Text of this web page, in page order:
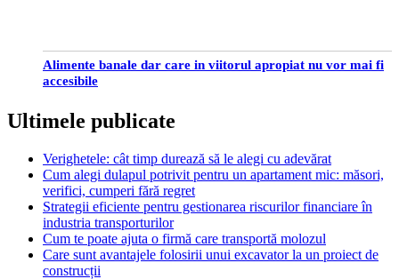
Alimente banale dar care in viitorul apropiat nu vor mai fi
accesibile
Ultimele publicate
Verighetele: cât timp durează să le alegi cu adevărat
Cum alegi dulapul potrivit pentru un apartament mic: măsori,
verifici, cumperi fără regret
Strategii eficiente pentru gestionarea riscurilor financiare în
industria transporturilor
Cum te poate ajuta o firmă care transportă molozul
Care sunt avantajele folosirii unui excavator la un proiect de
construcții